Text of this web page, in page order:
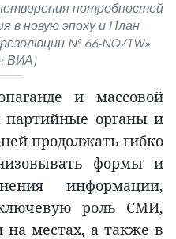
потребностей
в новую эпоху и План
№ 66-NQ/TW»
ВИА)
и массовой
партийные органы и
продолжать гибко
формы и
информации,
роль СМИ,
местах, а также в